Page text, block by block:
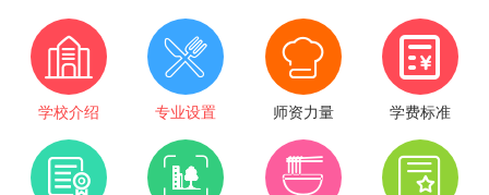
学校介绍 专业设置 师资力量 学费标准